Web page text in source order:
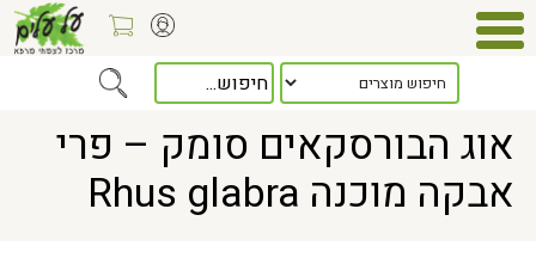
> אוג הבורסקאים סומק – פרי אבקה מוכנה Rhus glabra
אוג הבורסקאים סומק – פרי
אבקה מוכנה Rhus glabra